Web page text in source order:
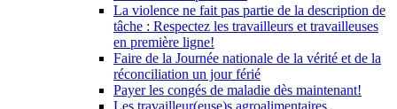
La violence ne fait pas partie de la description de
tâche : Respectez les travailleurs et travailleuses
en première ligne!
Faire de la Journée nationale de la vérité et de la
réconciliation un jour férié
Payer les congés de maladie dès maintenant!
Les travailleur(euse)s agroalimentaires